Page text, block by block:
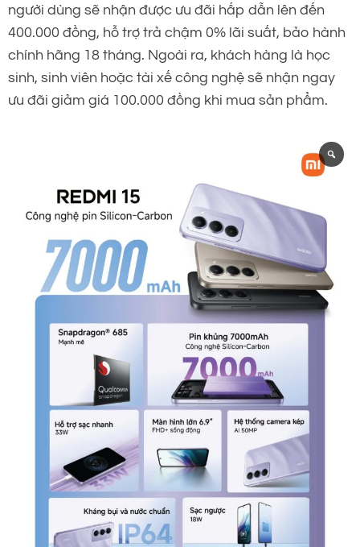
người dùng sẽ nhận được ưu đãi hấp dẫn lên đến
400.000 đồng, hỗ trợ trả chậm 0% lãi suất, bảo hành
chính hãng 18 tháng. Ngoài ra, khách hàng là học
sinh, sinh viên hoặc tài xế công nghệ sẽ nhận ngay
ưu đãi giảm giá 100.000 đồng khi mua sản phẩm.